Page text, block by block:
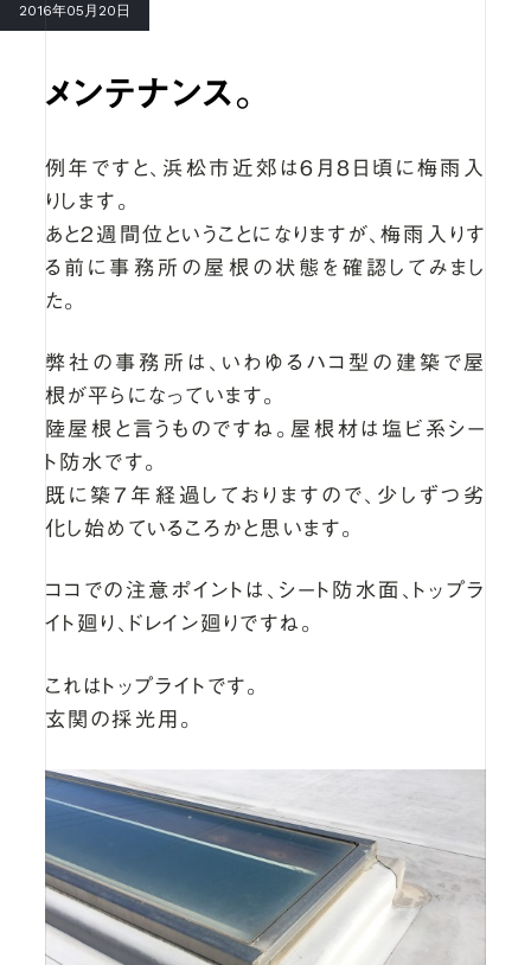
2016年05月20日
メンテナンス。
例年ですと、浜松市近郊は6月8日頃に梅雨入
りします。
あと2週間位ということになりますが、梅雨入りす
る前に事務所の屋根の状態を確認してみまし
た。
弊社の事務所は、いわゆるハコ型の建築で屋
根が平らになっています。
陸屋根と言うものですね。屋根材は塩ビ系シー
ト防水です。
既に築7年経過しておりますので、少しずつ劣
化し始めているころかと思います。
ココでの注意ポイントは、シート防水面、トップラ
イト廻り、ドレイン廻りですね。
これはトップライトです。
玄関の採光用。